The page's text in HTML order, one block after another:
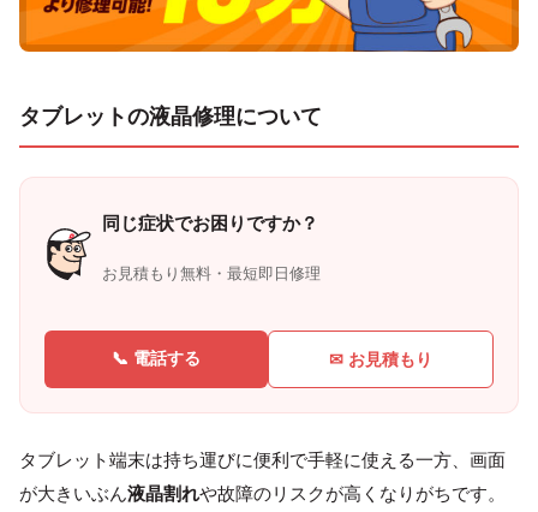
タブレットの液晶修理について
同じ症状でお困りですか？
お見積もり無料・最短即日修理
📞 電話する ✉ お見積もり
タブレット端末は持ち運びに便利で手軽に使える一方、画面
が大きいぶん液晶割れや故障のリスクが高くなりがちです。